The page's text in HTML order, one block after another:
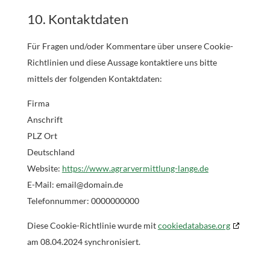
10. Kontaktdaten
Für Fragen und/oder Kommentare über unsere Cookie-
Richtlinien und diese Aussage kontaktiere uns bitte
mittels der folgenden Kontaktdaten:
Firma
Anschrift
PLZ Ort
Deutschland
Website: https://www.agrarvermittlung-lange.de
E-Mail: email@domain.de
Telefonnummer: 0000000000
Diese Cookie-Richtlinie wurde mitcookiedatabase.org
am 08.04.2024 synchronisiert.